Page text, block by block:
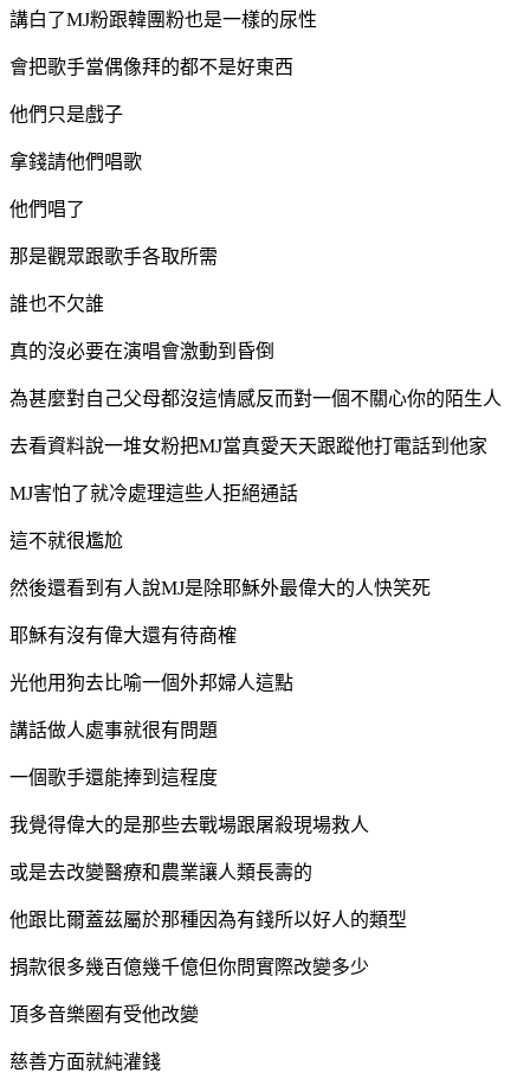
講白了MJ粉跟韓團粉也是一樣的尿性
會把歌手當偶像拜的都不是好東西
他們只是戲子
拿錢請他們唱歌
他們唱了
那是觀眾跟歌手各取所需
誰也不欠誰
真的沒必要在演唱會激動到昏倒
為甚麼對自己父母都沒這情感反而對一個不關心你的陌生人
去看資料說一堆女粉把MJ當真愛天天跟蹤他打電話到他家
MJ害怕了就冷處理這些人拒絕通話
這不就很尷尬
然後還看到有人說MJ是除耶穌外最偉大的人快笑死
耶穌有沒有偉大還有待商榷
光他用狗去比喻一個外邦婦人這點
講話做人處事就很有問題
一個歌手還能捧到這程度
我覺得偉大的是那些去戰場跟屠殺現場救人
或是去改變醫療和農業讓人類長壽的
他跟比爾蓋茲屬於那種因為有錢所以好人的類型
捐款很多幾百億幾千億但你問實際改變多少
頂多音樂圈有受他改變
慈善方面就純灌錢